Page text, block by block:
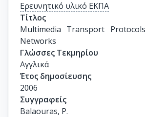
Ερευνητικό υλικό ΕΚΠΑ
Τίτλος
Multimedia Transport
Networks
Γλώσσες Τεκμηρίου
Αγγλικά
Έτος δημοσίευσης
2006
Συγγραφείς
Balaouras, P.